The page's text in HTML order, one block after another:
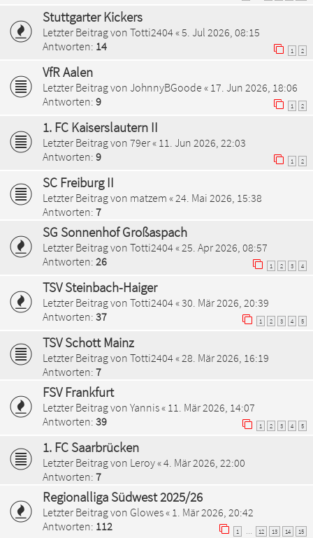
Stuttgarter Kickers
Letzter Beitrag von Totti2404«5. Jul 2026, 08:15
Antworten: 14 1 2
VfR Aalen
Letzter Beitrag von JohnnyBGoode « 17. Jun 2026, 18:06
Antworten: 9 1 2
1. FC Kaiserslautern II
Letzter Beitrag von 79er« 11. Jun 2026, 22:03
Antworten: 9 1 2
SC Freiburg II
Letzter Beitrag von matzem « 24. Mai 2026, 15:38
Antworten: 7
SG Sonnenhof Großaspach
Letzter Beitrag von Totti2404« 25. Apr 2026, 08:57
Antworten: 26 1 2 3 4
TSV Steinbach-Haiger
Letzter Beitrag von Totti2404«30. Mär 2026, 20:39
Antworten: 37 1 2 3 4 5
TSV Schott Mainz
Letzter Beitrag von Totti2404«28. Mär 2026, 16:19
Antworten: 7
FSV Frankfurt
Letzter Beitrag von Yannis« 11. Mär 2026, 14:07
Antworten: 39 1 2 3 4 5
1. FC Saarbrücken
Letzter Beitrag von Leroy«4. Mär 2026, 22:00
Antworten: 7
Regionalliga Südwest 2025/26
Letzter Beitrag von Glowes« 1. Mär 2026, 20:42
Antworten: 112 1 … 12 13 14 15